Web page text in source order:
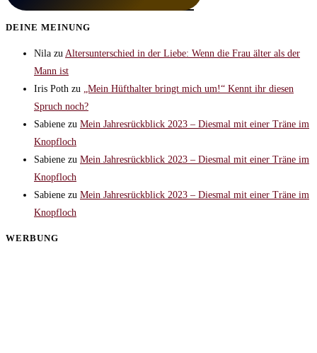
DEINE MEINUNG
Nila zu Altersunterschied in der Liebe: Wenn die Frau älter als der
Mann ist
Iris Poth zu
„Mein Hüfthalter bringt mich um!“ Kennt ihr diesen
Spruch noch?
Sabiene zu Mein Jahresrückblick 2023 – Diesmal mit einer Träne im
Knopfloch
Sabiene zu Mein Jahresrückblick 2023 – Diesmal mit einer Träne im
Knopfloch
Sabiene zu Mein Jahresrückblick 2023 – Diesmal mit einer Träne im
Knopfloch
WERBUNG